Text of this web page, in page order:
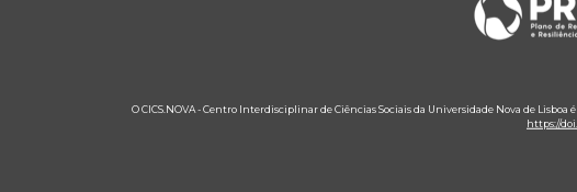
O CICS.NOVA - Centro Interdisciplinar de Ciências Sociais da Universidade Nova de
https://